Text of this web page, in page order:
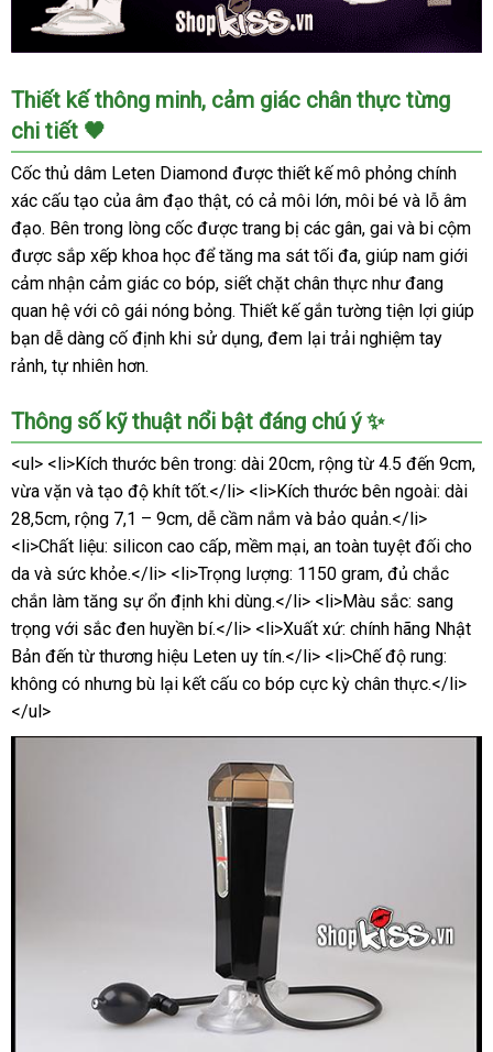
Cốc
Thủ
Dâm
Leten
Diamond
Nhật
Tự
Động
Co
Bóp
Siêu
Thật
Thiết kế thông minh, cảm giác chân thực từng
chi tiết 🖤
Cốc thủ dâm Leten Diamond được thiết kế mô phỏng chính
xác cấu tạo của âm đạo thật, có cả môi lớn, môi bé và lỗ âm
đạo. Bên trong lòng cốc được trang bị các gân, gai và bi cộm
được sắp xếp khoa học để tăng ma sát tối đa, giúp nam giới
cảm nhận cảm giác co bóp, siết chặt chân thực như đang
quan hệ với cô gái nóng bỏng. Thiết kế gắn tường tiện lợi giúp
bạn dễ dàng cố định khi sử dụng, đem lại trải nghiệm tay
rảnh, tự nhiên hơn.
Thông số kỹ thuật nổi bật đáng chú ý ✨
<ul> <li>Kích thước bên trong: dài 20cm, rộng từ 4.5 đến 9cm,
vừa vặn và tạo độ khít tốt.</li> <li>Kích thước bên ngoài: dài
28,5cm, rộng 7,1 – 9cm, dễ cầm nắm và bảo quản.</li>
<li>Chất liệu: silicon cao cấp, mềm mại, an toàn tuyệt đối cho
da và sức khỏe.</li> <li>Trọng lượng: 1150 gram, đủ chắc
chắn làm tăng sự ổn định khi dùng.</li> <li>Màu sắc: sang
trọng với sắc đen huyền bí.</li> <li>Xuất xứ: chính hãng Nhật
Bản đến từ thương hiệu Leten uy tín.</li> <li>Chế độ rung:
không có nhưng bù lại kết cấu co bóp cực kỳ chân thực.</li>
</ul>